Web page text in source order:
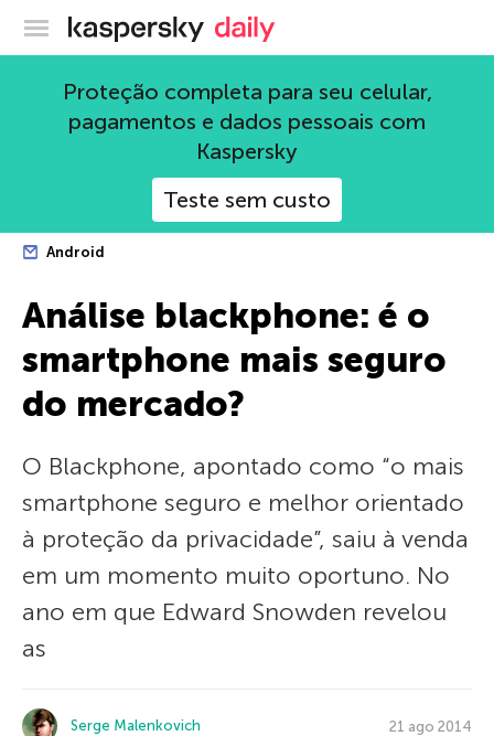
Blog oficial da Kaspersky
Proteção completa para seu celular,
pagamentos e dados pessoais com
Kaspersky
Teste sem custo
Android
Análise blackphone: é o
smartphone mais seguro
do mercado?
O Blackphone, apontado como “o mais
smartphone seguro e melhor orientado
à proteção da privacidade”, saiu à venda
em um momento muito oportuno. No
ano em que Edward Snowden revelou
as
Serge Malenkovich 21 ago 2014